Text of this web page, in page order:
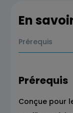
En
Prérequis
Prérequis
Conçue pour